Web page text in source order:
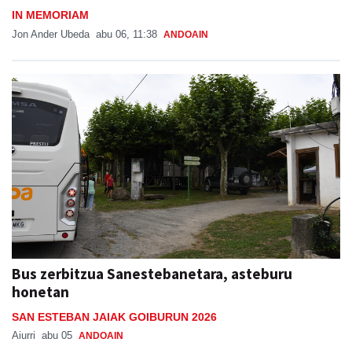
IN MEMORIAM
Jon Ander Ubeda abu 06, 11:38 ANDOAIN
Bus zerbitzua Sanestebanetara, asteburu
honetan
SAN ESTEBAN JAIAK GOIBURUN 2026
Aiurri abu 05 ANDOAIN